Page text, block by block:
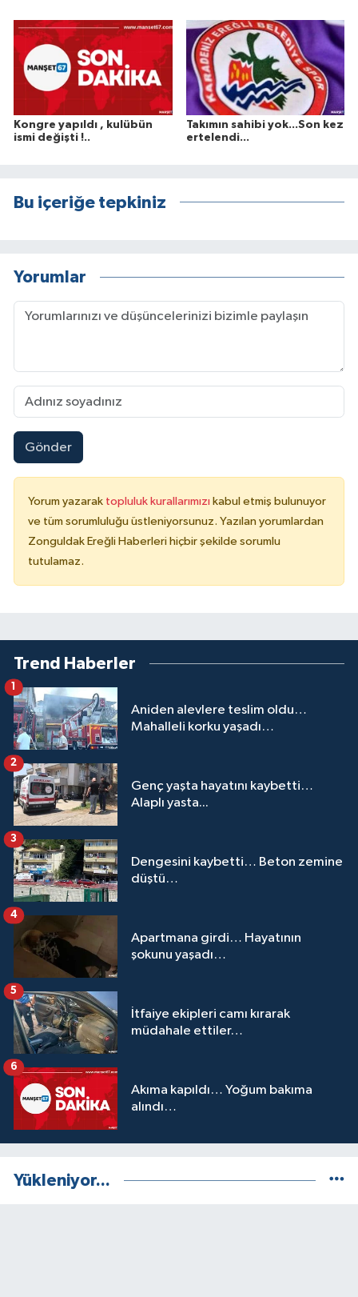
Kongre yapıldı , kulübün
ismi değişti !..
Takımın sahibi yok...Son kez
ertelendi...
Bu içeriğe tepkiniz
Yorumlar
Gönder
Yorum yazarak topluluk kurallarımızı kabul etmiş bulunuyor
ve tüm sorumluluğu üstleniyorsunuz. Yazılan yorumlardan
Zonguldak Ereğli Haberleri hiçbir şekilde sorumlu
tutulamaz.
Trend Haberler
Aniden alevlere teslim oldu…
Mahalleli korku yaşadı…
1
Genç yaşta hayatını kaybetti…
Alaplı yasta...
2
Dengesini kaybetti… Beton zemine
düştü…
3
Apartmana girdi… Hayatının
şokunu yaşadı…
4
İtfaiye ekipleri camı kırarak
müdahale ettiler…
5
Akıma kapıldı… Yoğum bakıma
alındı…
6
Yükleniyor...